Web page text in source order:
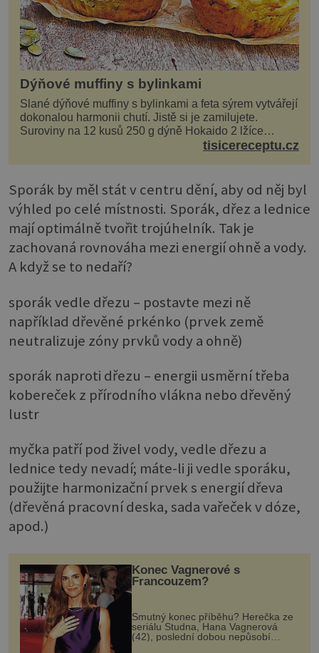
Dýňové muffiny s bylinkami
Slané dýňové muffiny s bylinkami a feta sýrem vytvářejí
dokonalou harmonii chutí. Jistě si je zamilujete.
Suroviny na 12 kusů 250 g dýně Hokaido 2 lžíce
olivového oleje sůl, pepř hrst nasekaných špen...
tisicereceptu.cz
Sporák by měl stát v centru dění, aby od něj byl
výhled po celé místnosti. Sporák, dřez a lednice
mají optimálně tvořit trojúhelník. Tak je
zachovaná rovnováha mezi energií ohně a vody.
A když se to nedaří?
sporák vedle dřezu – postavte mezi ně
například dřevěné prkénko (prvek země
neutralizuje zóny prvků vody a ohně)
sporák naproti dřezu – energii usměrní třeba
kobereček z přírodního vlákna nebo dřevěný
lustr
myčka patří pod živel vody, vedle dřezu a
lednice tedy nevadí; máte-li ji vedle sporáku,
použijte harmonizační prvek s energií dřeva
(dřevěná pracovní deska, sada vařeček v dóze,
apod.)
Konec Vagnerové s
Francouzem?
Smutný konec příběhu? Herečka ze
seriálu Studna, Hana Vagnerová
(42), poslední dobou nepůsobí